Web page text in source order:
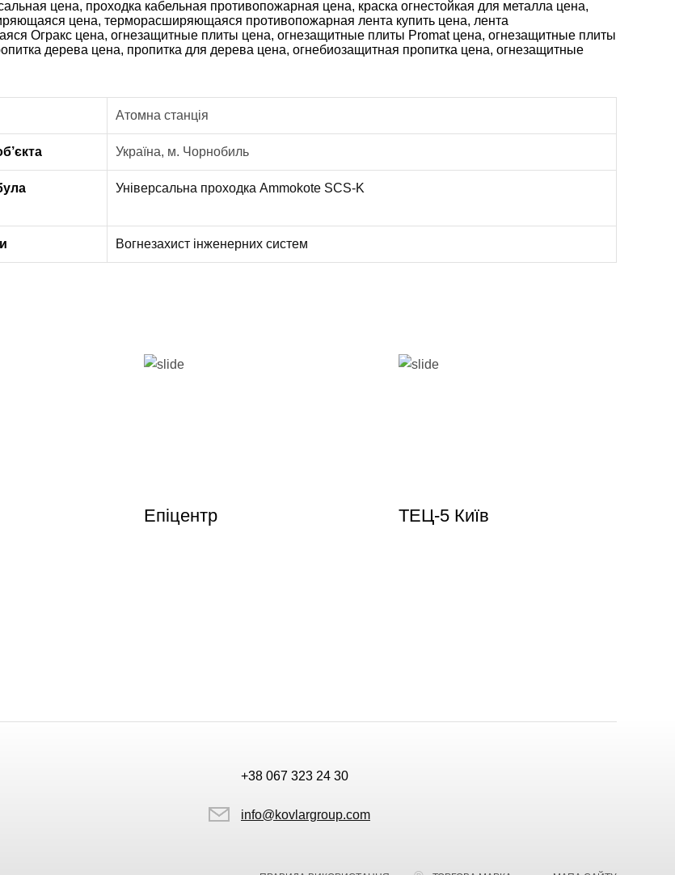
Атомна станція
Україна, м. Чорнобиль
Універсальна проходка Ammokote SCS-K
Вогнезахист інженерних систем
Епіцентр ТЕЦ-5 Київ
+38 067 323 24 30
info@kovlargroup.com